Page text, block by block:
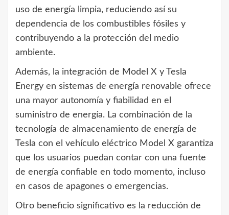
uso de energía limpia, reduciendo así su
dependencia de los combustibles fósiles y
contribuyendo a la protección del medio
ambiente.
Además, la integración de Model X y Tesla
Energy en sistemas de energía renovable ofrece
una mayor autonomía y fiabilidad en el
suministro de energía. La combinación de la
tecnología de almacenamiento de energía de
Tesla con el vehículo eléctrico Model X garantiza
que los usuarios puedan contar con una fuente
de energía confiable en todo momento, incluso
en casos de apagones o emergencias.
Otro beneficio significativo es la reducción de